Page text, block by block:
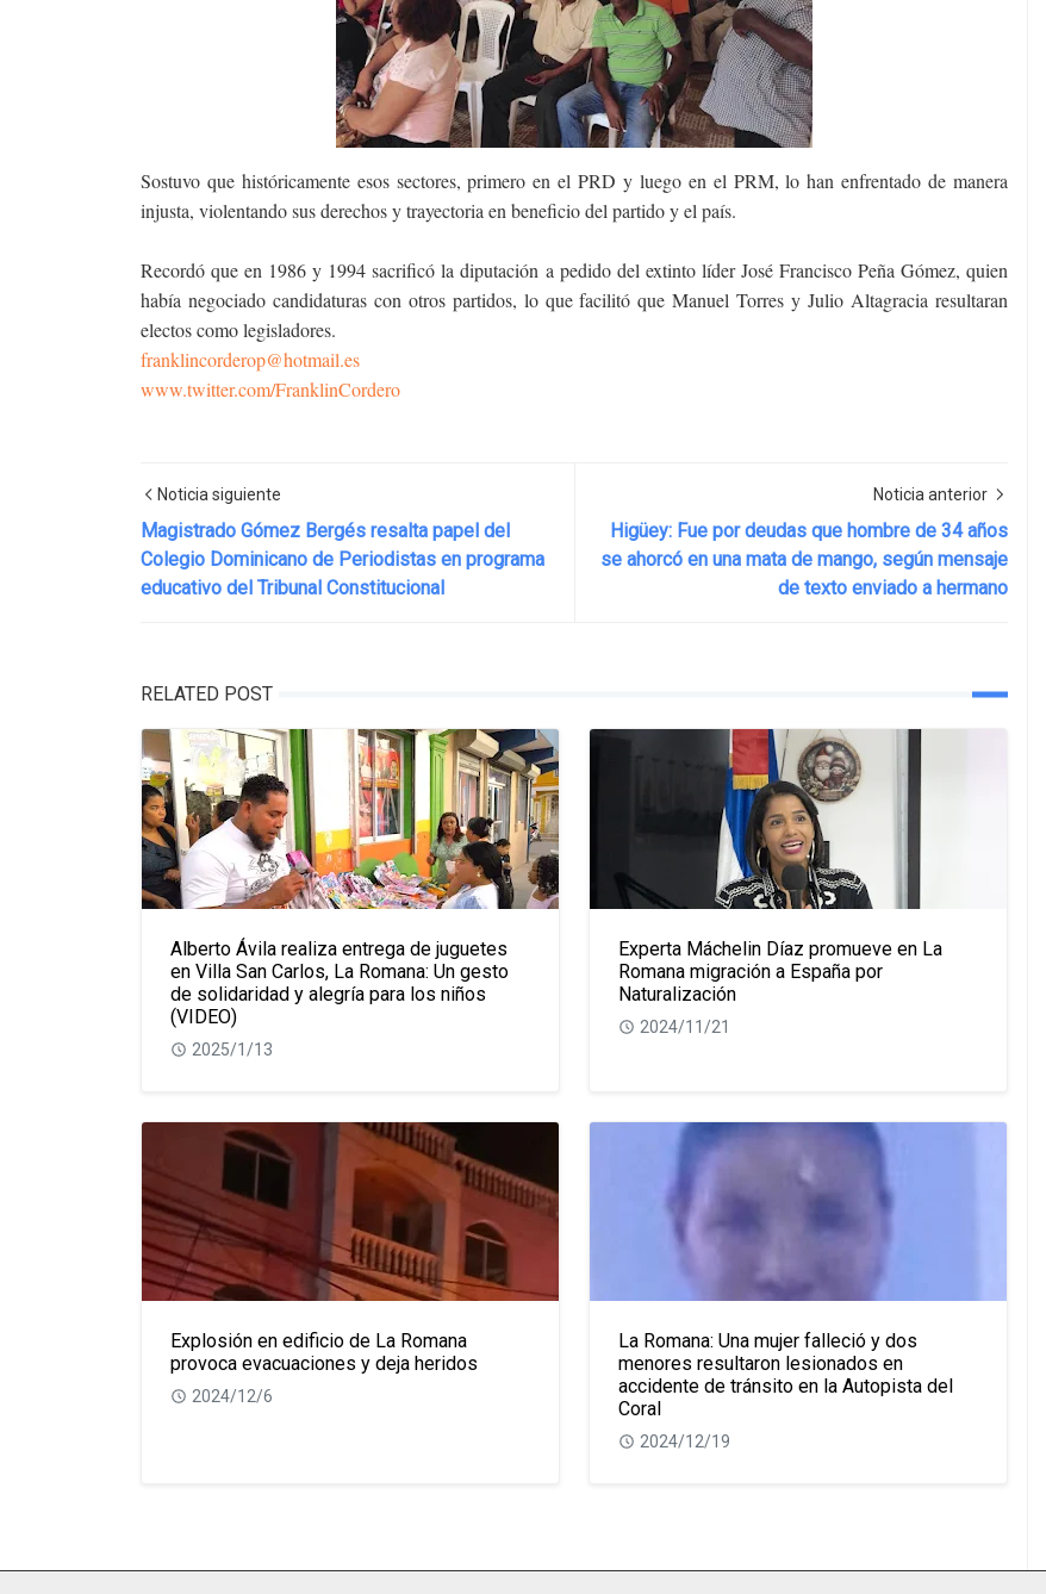
Sostuvo que históricamente esos sectores, primero en el PRD y luego en el PRM, lo han enfrentado de manera
injusta, violentando sus derechos y trayectoria en beneficio del partido y el país.
Recordó que en 1986 y 1994 sacrificó la diputación a pedido del extinto líder José Francisco Peña Gómez, quien
había negociado candidaturas con otros partidos, lo que facilitó que Manuel Torres y Julio Altagracia resultaran
electos como legisladores.
franklincorderop@hotmail.es
www.twitter.com/FranklinCordero
Noticia siguiente
Magistrado Gómez Bergés resalta papel del
Colegio Dominicano de Periodistas en programa
educativo del Tribunal Constitucional
Noticia anterior
Higüey: Fue por deudas que hombre de 34 años
se ahorcó en una mata de mango, según mensaje
de texto enviado a hermano
RELATED POST
Alberto Ávila realiza entrega de juguetes
en Villa San Carlos, La Romana: Un gesto
de solidaridad y alegría para los niños
(VIDEO)
2025/1/13
Experta Máchelin Díaz promueve en La
Romana migración a España por
Naturalización
2024/11/21
Explosión en edificio de La Romana
provoca evacuaciones y deja heridos
2024/12/6
La Romana: Una mujer falleció y dos
menores resultaron lesionados en
accidente de tránsito en la Autopista del
Coral
2024/12/19